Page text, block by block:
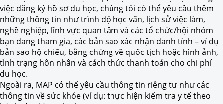
việc đăng ký hồ sơ du học, chúng tôi có thể yêu cầu thêm
những thông tin như trình độ học vấn, lịch sử việc làm,
nghề nghiệp, lĩnh vực quan tâm và các tổ chức/hội nhóm
bạn đang tham gia, các bản sao xác nhận danh tính – ví dụ
bản sao hộ chiếu, bằng chứng về quốc tịch hoặc hình ảnh,
tình trạng hôn nhân và cách thức thanh toán cho chi phí
du học.
Ngoài ra, MAP có thể yêu cầu thông tin riêng tư như các
thông tin về sức khỏe (ví dụ: thực hiện kiểm tra y tế theo